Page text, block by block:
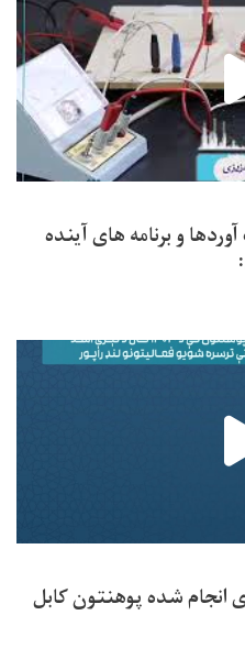
و برنامه های آینده
شده پوهنتون کابل